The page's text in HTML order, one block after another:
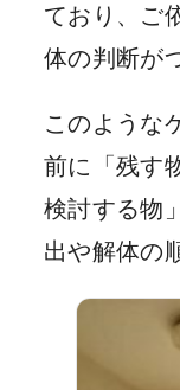
ており、ご
体の判断が
このような
前に「残す
検討する物
出や解体の